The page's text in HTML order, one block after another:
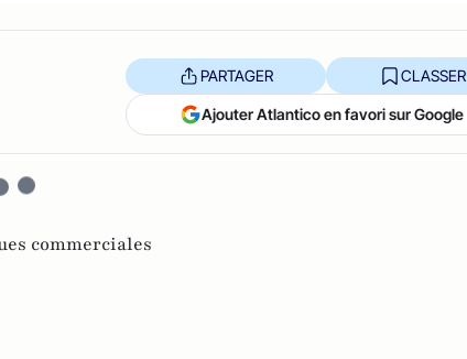
PARTAGER CLASSER
Ajouter Atlantico en favori sur Google
commerciales